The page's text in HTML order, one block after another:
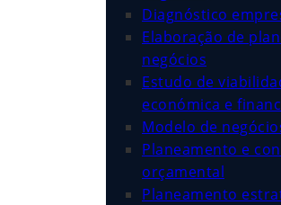
Diagnóstico
Elaboração de
negócios
Estudo de
económica e
Modelo de
Planeamento e
orçamental
Planeamento